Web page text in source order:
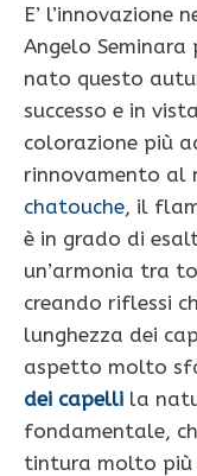
E’ l’innovazione
Angelo Seminara
nato questo
successo e in
colorazione più
rinnovamento al
chatouche, il
è in grado di
un’armonia tra
creando riflessi
lunghezza dei
aspetto molto
dei capelli la
fondamentale,
tintura molto più